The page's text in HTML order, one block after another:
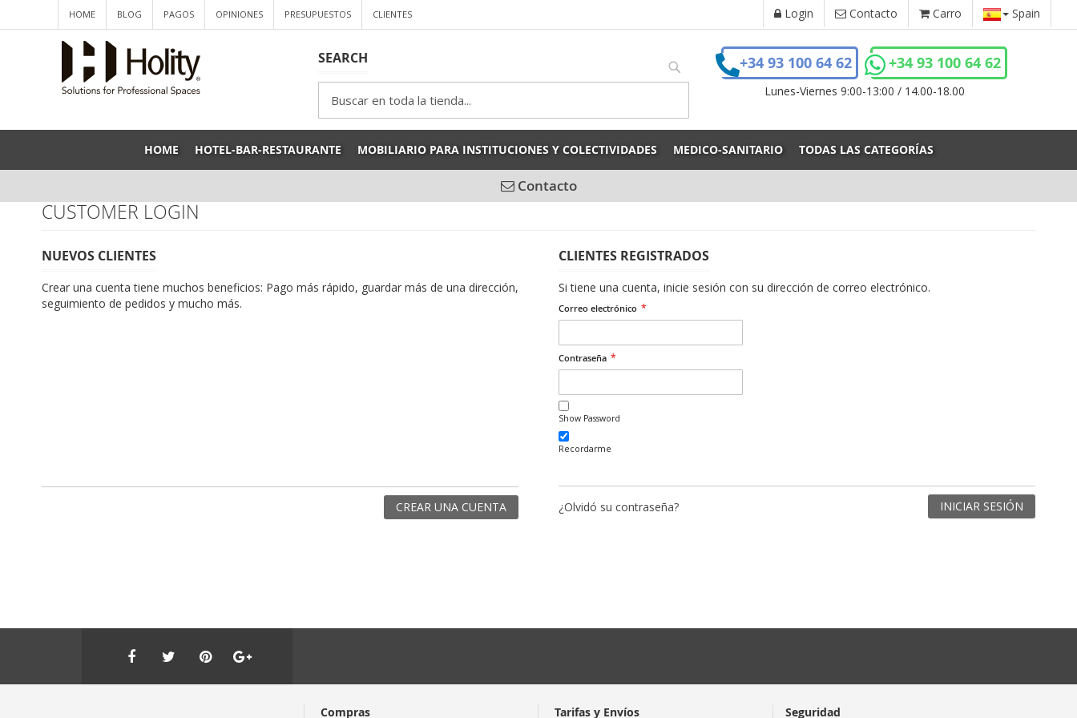
HOME BLOG PAGOS OPINIONES PRESUPUESTOS CLIENTES Login Contacto Carro Spain
SEARCH
Search Search
+34 93 100 64 62 +34 93 100 64 62
Lunes-Viernes 9:00-13:00 / 14.00-18.00
HOME HOTEL-BAR-RESTAURANTE MOBILIARIO PARA INSTITUCIONES Y COLECTIVIDADES MEDICO-SANITARIO TODAS LAS CATEGORÍAS
Contacto
CUSTOMER LOGIN
CLIENTES REGISTRADOS
Si tiene una cuenta, inicie sesión con su dirección de correo electrónico.
Correo electrónico
Contraseña
Show Password
Recordarme
INICIAR SESIÓN
¿Olvidó su contraseña?
NUEVOS CLIENTES
Crear una cuenta tiene muchos beneficios: Pago más rápido, guardar más de una dirección,
seguimiento de pedidos y mucho más.
CREAR UNA CUENTA
Compras Tarifas y Envíos Seguridad